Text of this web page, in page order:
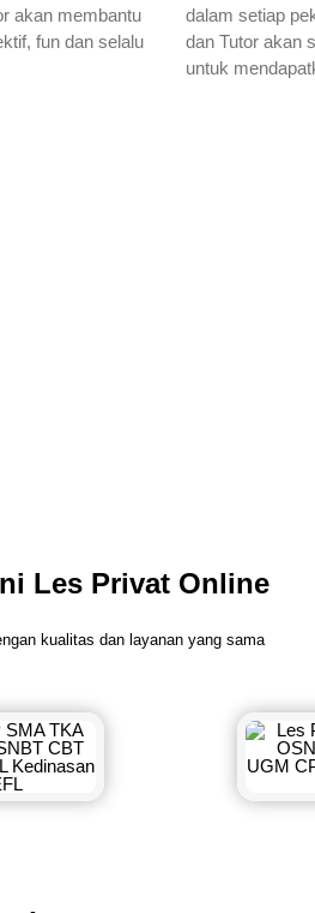
akan membantu
fun dan selalu
dalam setiap
dan Tutor akan
untuk
Les Privat Online
kualitas dan layanan yang sama